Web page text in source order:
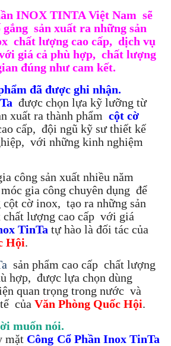
INOX TINTA Việt Nam sẽ
sản xuất ra những sản
chất lượng cao cấp, dịch vụ
giá cả phù hợp,. chất lượng.
đúng như cam kết.
đã được ghi nhận.
được chọn lựa kỹ lưỡng từ
xuất ra thành phẩm cột cờ
cấp, đội ngũ kỹ sư thiết kế
với những kinh nghiệm
công sản xuất nhiều năm
gia công chuyên dụng để
cột cờ inox, tạo ra những sản
lượng cao cấp với giá
TinTa tự hào là đối tác của
Hội.
sản phẩm cao cấp chất lượng
hợp, được lựa chọn dùng
quan trọng trong nước và
. của Văn Phòng Quốc Hội.
muốn nói.
mặt Công Cổ Phần Inox TinTa